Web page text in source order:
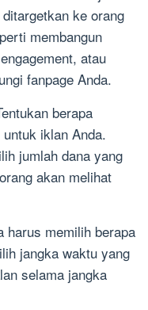
ke orang
membangun
atau
fanpage Anda.
berapa
iklan Anda.
jumlah dana yang
akan melihat
harus memilih berapa
jangka waktu yang
selama jangka